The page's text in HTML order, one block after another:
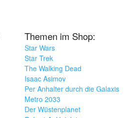
Themen im Shop:
Star Wars
Star Trek
The Walking Dead
Isaac Asimov
Per Anhalter durch die Galaxis
Metro 2033
Der Wüstenplanet